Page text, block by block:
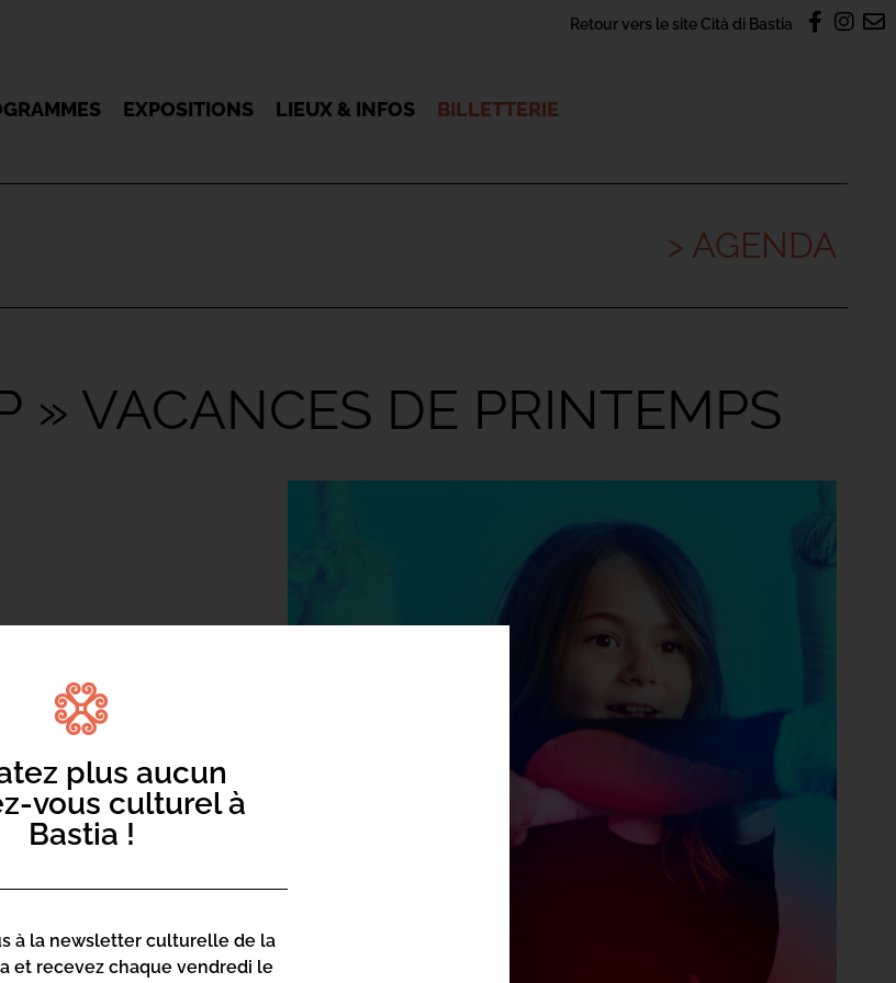
Retour vers le site Cità di Bastia
EXPOSITIONS LIEUX & INFOS BILLETTERIE
> AGENDA
» VACANCES DE PRINTEMPS
!
Volta de 9h à 12h et de 14h
les vacances
plus aucun
vous culturel à
Bastia !
à la newsletter culturelle de la
et recevez chaque vendredi le